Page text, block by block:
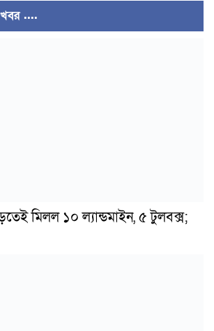
....
মিলল ১০ ল্যান্ডমাইন, ৫ টুলবক্স;